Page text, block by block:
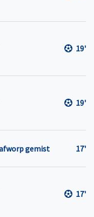
19'
19'
gemist 17'
17'